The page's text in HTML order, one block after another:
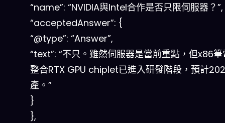
“name”: “NVIDIA與Intel合作是否只限伺服器？”,
“acceptedAnswer”: {
“@type”: “Answer”,
“text”: “不只。雖然伺服器是當前重點，但x86
整合RTX GPU chiplet已進入研發階段，預計
產。”
}
},